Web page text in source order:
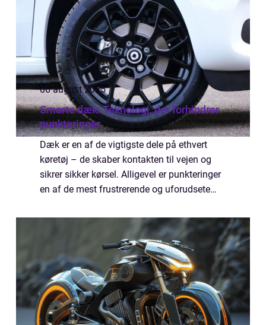
06 august 2025
Smarte dæk: Teknologi, der forhindrer
punkteringer
Dæk er en af de vigtigste dele på ethvert
køretøj – de skaber kontakten til vejen og
sikrer sikker kørsel. Alligevel er punkteringer
en af de mest frustrerende og uforudsete